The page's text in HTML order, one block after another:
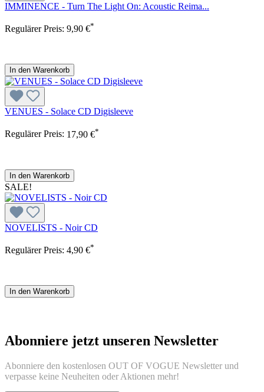
IMMINENCE - Turn The Light On: Acoustic Reima...
Regulärer Preis: 9,90 €*
In den Warenkorb
VENUES - Solace CD Digisleeve
Regulärer Preis: 17,90 €*
In den Warenkorb
SALE!
NOVELISTS - Noir CD
Regulärer Preis: 4,90 €*
In den Warenkorb
Abonniere jetzt unseren Newsletter
Abonniere den kostenlosen OUT OF VOGUE Newsletter und
verpasse keine Neuheiten oder Aktionen mehr!